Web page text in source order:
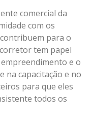
comercial da
com os
para o
tem papel
e o
na capacitação e no
para que eles
todos os